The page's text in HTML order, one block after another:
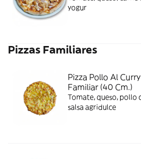
yogur
Pizzas Familiares
Pizza Pollo Al Curry
Familiar (40 Cm.)
Tomate, queso, pollo
salsa agridulce